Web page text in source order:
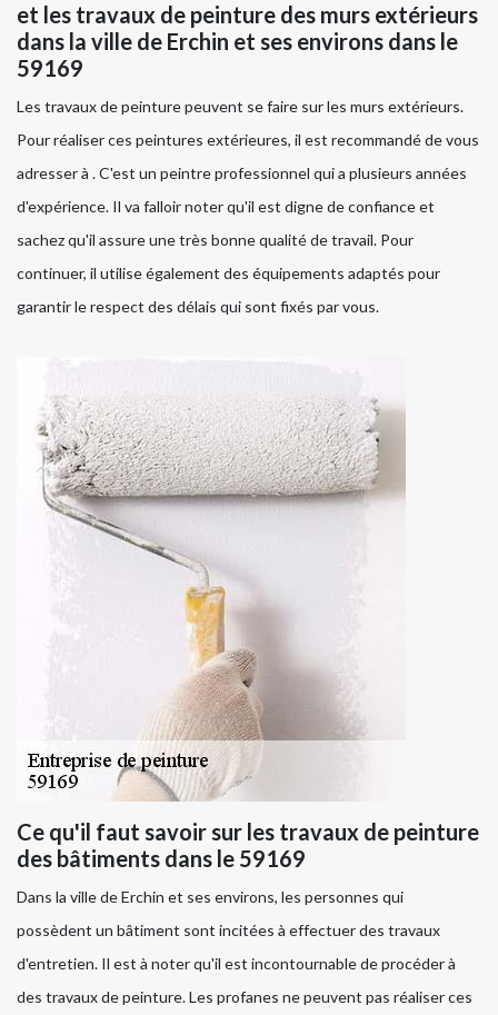
et les travaux de peinture des murs extérieurs
dans la ville de Erchin et ses environs dans le
59169
Les travaux de peinture peuvent se faire sur les murs extérieurs.
Pour réaliser ces peintures extérieures, il est recommandé de vous
adresser à . C'est un peintre professionnel qui a plusieurs années
d'expérience. Il va falloir noter qu'il est digne de confiance et
sachez qu'il assure une très bonne qualité de travail. Pour
continuer, il utilise également des équipements adaptés pour
garantir le respect des délais qui sont fixés par vous.
Ce qu'il faut savoir sur les travaux de peinture
des bâtiments dans le 59169
Dans la ville de Erchin et ses environs, les personnes qui
possèdent un bâtiment sont incitées à effectuer des travaux
d'entretien. Il est à noter qu'il est incontournable de procéder à
des travaux de peinture. Les profanes ne peuvent pas réaliser ces